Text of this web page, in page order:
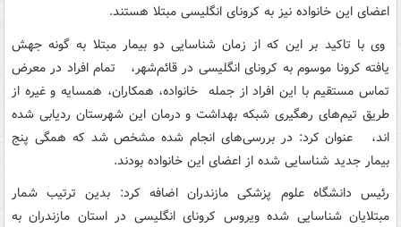
اعضای این خانواده نیز به کرونای انگلیسی مبتلا هستند.
وی با تاکید بر این که از زمان شناسایی دو بیمار مبتلا به گونه جهش
یافته کرونا موسوم به کرونای انگلیسی در قائم‌شهر، تمام افراد در معرض
تماس مستقیم با این افراد از جمله خانواده، همکاران، همسایه و غیره از
طریق تیم‌های رهگیری شبکه بهداشت و درمان این شهرستان ردیابی شده
اند، عنوان کرد: در بررسی‌های انجام شده مشخص شد که همگی پنج
بیمار جدید شناسایی شده از اعضای این خانواده بودند.
رئیس دانشگاه علوم پزشکی مازندران اضافه کرد: بدین ترتیب شمار
مبتلایان شناسایی شده ویروس کرونای انگلیسی در استان مازندران به